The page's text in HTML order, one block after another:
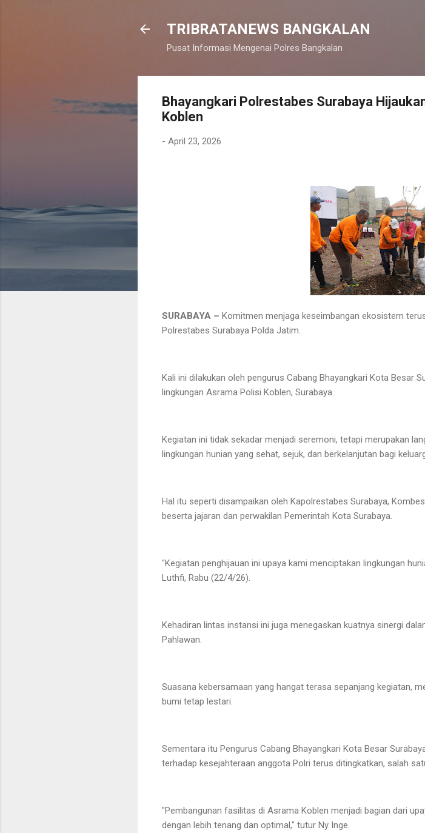
TRIBRATANEWS BANGKALAN
Pusat Informasi Mengenai Polres Bangkalan
Bhayangkari Polrestabes Surabaya
Koblen
- April 23, 2026
SURABAYA – Komitmen menjaga keseimbangan ekosistem
Polrestabes Surabaya Polda Jatim.
Kali ini dilakukan oleh pengurus Cabang Bhayangkari Kota Besar
lingkungan Asrama Polisi Koblen, Surabaya.
Kegiatan ini tidak sekadar menjadi seremoni, tetapi merupakan
lingkungan hunian yang sehat, sejuk, dan berkelanjutan bagi
Hal itu seperti disampaikan oleh Kapolrestabes Surabaya,
beserta jajaran dan perwakilan Pemerintah Kota Surabaya.
"Kegiatan penghijauan ini upaya kami menciptakan lingkungan
Luthfi, Rabu (22/4/26).
Kehadiran lintas instansi ini juga menegaskan kuatnya sinergi
Pahlawan.
Suasana kebersamaan yang hangat terasa sepanjang kegiatan,
bumi tetap lestari.
Sementara itu Pengurus Cabang Bhayangkari Kota Besar
terhadap kesejahteraan anggota Polri terus ditingkatkan, salah
"Pembangunan fasilitas di Asrama Koblen menjadi bagian dari
dengan lebih tenang dan optimal," tutur Ny Inge.